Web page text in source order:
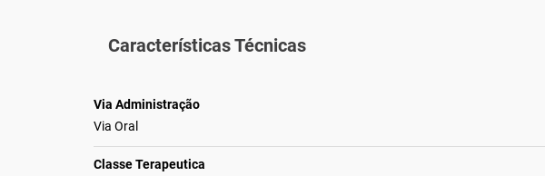
Características Técnicas
Via Administração
Via Oral
Classe Terapeutica